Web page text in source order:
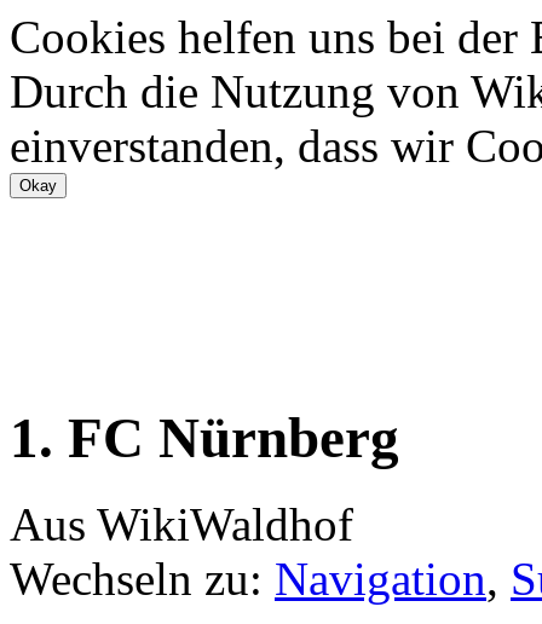
Cookies helfen uns bei
Durch die Nutzung von
einverstanden, dass wir
1. FC Nürnberg
Aus WikiWaldhof
Wechseln zu: Navigation,